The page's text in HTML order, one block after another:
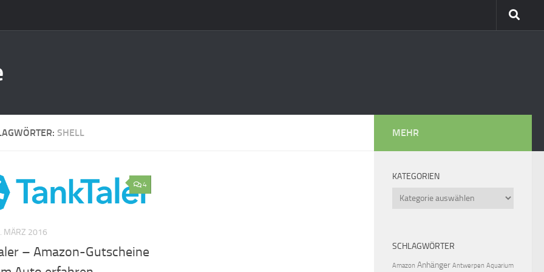
SHELL
4
MÄRZ 2016
– Amazon-Gutscheine
MEHR
KATEGORIEN
Kategorien
SCHLAGWÖRTER
Amazon Anhänger Antwerpen Aquarium